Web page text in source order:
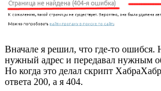
Вначале я решил, что где-то ошибся.
нужный адрес и передавал нужным
Но когда это делал скрипт
ответа 200, а я 404.